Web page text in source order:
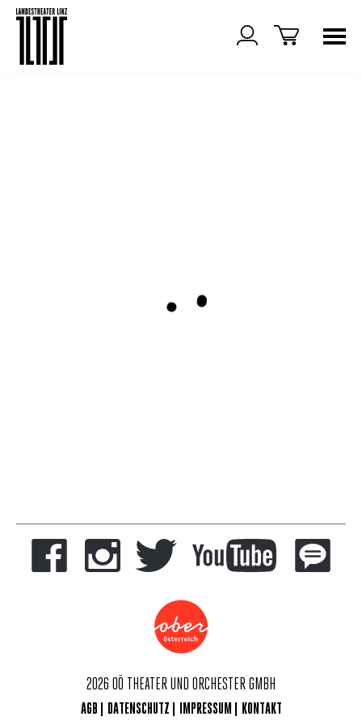
2026 OÖ THEATER UND ORCHESTER GMBH
AGB DATENSCHUTZ IMPRESSUM KONTAKT